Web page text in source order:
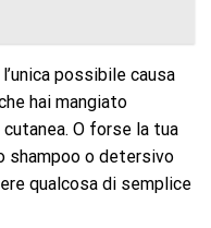
possibile causa
hai mangiato
O forse la tua
shampoo o detersivo
qualcosa di semplice